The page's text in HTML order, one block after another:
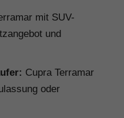
mit SUV-
und
Cupra Terramar
oder